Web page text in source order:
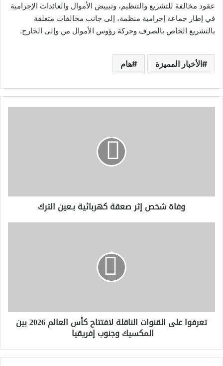
عقود مخالفة للتشريع والتنظيم، وتبييض الأموال والعائدات الإجرامية
في إطار جماعة إجرامية منظمة، إلى جانب مخالفات متعلقة
بالتشريع الخاص بالصرف وحركة رؤوس الأموال من وإلى الخارج.
الأخبار المميزة هام
وفاة شخص إثر صعقة كهربائية بـعين الترك
بين
المكسيك
تعرفوا على القنوات الناقلة لافتتاح كأس العالم 2026 بين
المكسيك وجنوب إفريقيا